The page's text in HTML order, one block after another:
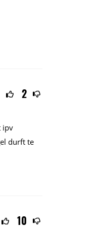
2
ipv
durft te
10